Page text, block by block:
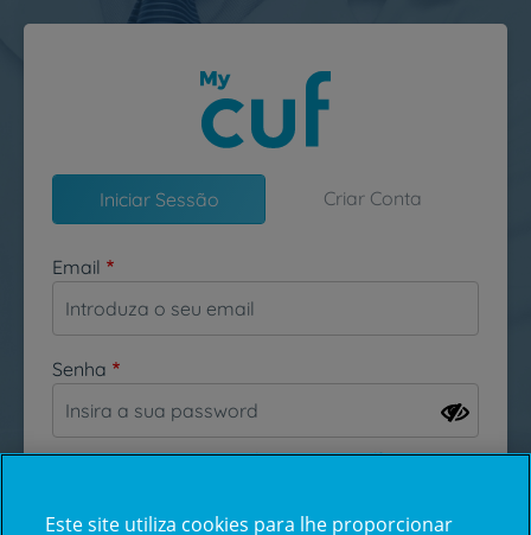
Passar para o conteúdo principal
Iniciar Sessão Criar Conta
Email
Senha
Esqueceu-se da sua password?
Este site utiliza cookies para lhe proporcionar